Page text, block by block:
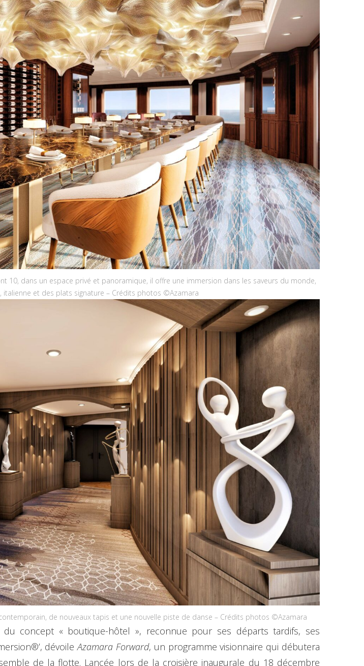
10, dans un espace privé et panoramique, il offre une immersion dans les saveurs du monde,
italienne et des plats signature – Crédits photos ©Azamara
de nouveaux tapis et une nouvelle piste de danse – Crédits photos ©Azamara
concept « boutique-hôtel », reconnue pour ses départs tardifs, ses
dévoileAzamara Forward, un programme visionnaire qui débutera
de la flotte. Lancée lors de la croisière inaugurale du 18 décembre